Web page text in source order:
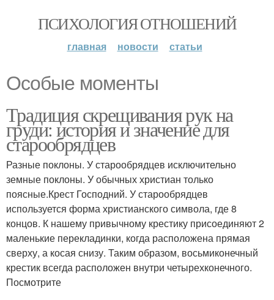
ПСИХОЛОГИЯ ОТНОШЕНИЙ
главная новости статьи
Особые моменты
Традиция скрещивания рук на
груди: история и значение для
старообрядцев
Разные поклоны. У старообрядцев исключительно
земные поклоны. У обычных христиан только
поясные.Крест Господний. У старообрядцев
используется форма христианского символа, где 8
концов. К нашему привычному крестику присоединяют 2
маленькие перекладинки, когда расположена прямая
сверху, а косая снизу. Таким образом, восьмиконечный
крестик всегда расположен внутри четырехконечного.
Посмотрите